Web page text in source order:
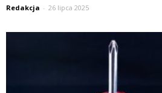
Redakcja - 26 lipca 2025